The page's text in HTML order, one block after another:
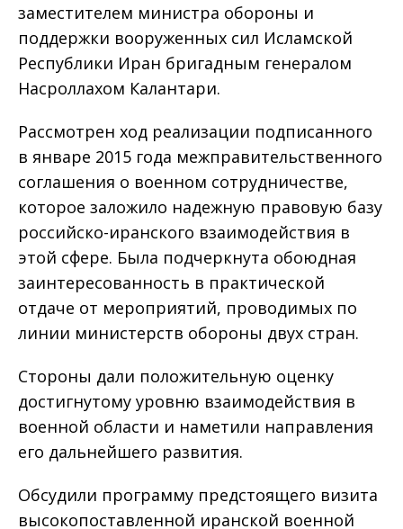
заместителем министра обороны и
поддержки вооруженных сил Исламской
Республики Иран бригадным генералом
Насроллахом Калантари.
Рассмотрен ход реализации подписанного
в январе 2015 года межправительственного
соглашения о военном сотрудничестве,
которое заложило надежную правовую базу
российско-иранского взаимодействия в
этой сфере. Была подчеркнута обоюдная
заинтересованность в практической
отдаче от мероприятий, проводимых по
линии министерств обороны двух стран.
Стороны дали положительную оценку
достигнутому уровню взаимодействия в
военной области и наметили направления
его дальнейшего развития.
Обсудили программу предстоящего визита
высокопоставленной иранской военной